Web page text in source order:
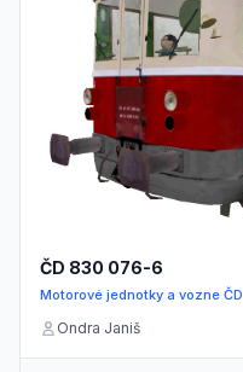
ČD 830 076-6
Motorové jednotky a vozne ČD
Ondra Janiš